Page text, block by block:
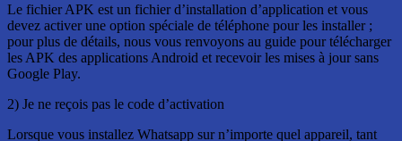
Le fichier APK est un fichier d’installation d’application et vous
devez activer une option spéciale de téléphone pour les installer ;
pour plus de détails, nous vous renvoyons au guide pour télécharger
les APK des applications Android et recevoir les mises à jour sans
Google Play.
2) Je ne reçois pas le code d’activation
Lorsque vous installez Whatsapp sur n’importe quel appareil, tant